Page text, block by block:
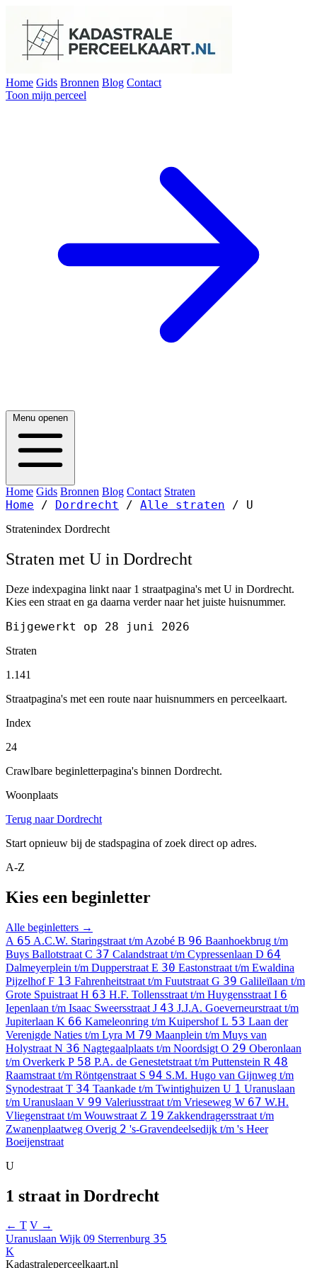
Home Gids Bronnen Blog Contact
Toon mijn perceel
Menu openen
Home Gids Bronnen Blog Contact Straten
Home / Dordrecht / Alle straten / U
Stratenindex Dordrecht
Straten met U in Dordrecht
Deze indexpagina linkt naar 1 straatpagina's met U in Dordrecht.
Kies een straat en ga daarna verder naar het juiste huisnummer.
Bijgewerkt op 28 juni 2026
Straten
1.141
Straatpagina's met een route naar huisnummers en perceelkaart.
Index
24
Crawlbare beginletterpagina's binnen Dordrecht.
Woonplaats
Terug naar Dordrecht
Start opnieuw bij de stadspagina of zoek direct op adres.
A-Z
Kies een beginletter
Alle beginletters →
A 65 A.C.W. Staringstraat t/m Azobé B 96 Baanhoekbrug t/m
Buys Ballotstraat C 37 Calandstraat t/m Cypressenlaan D 64
Dalmeyerplein t/m Dupperstraat E 30 Eastonstraat t/m Ewaldina
PijzelhofF 13 Fahrenheitstraat t/m Fuutstraat G 39 Galileïlaan t/m
Grote Spuistraat H 63 H.F. Tollensstraat t/m Huygensstraat I 6
Iepenlaan t/m Isaac Sweersstraat J 43 J.J.A. Goeverneurstraat t/m
Jupiterlaan K 66 Kameleonring t/m KuipershofL 53 Laan der
Verenigde Naties t/m Lyra M 79 Maanplein t/m Muys van
Holystraat N 36 Nagtegaalplaats t/m Noordsigt O 29 Oberonlaan
t/m Overkerk P 58 P.A. de Genestetstraat t/m Puttenstein R 48
Raamstraat t/m Röntgenstraat S 94 S.M. Hugo van Gijnweg t/m
Synodestraat T 34 Taankade t/m Twintighuizen U 1 Uranuslaan
t/m Uranuslaan V 99 Valeriusstraat t/m Vrieseweg W 67 W.H.
Vliegenstraat t/m Wouwstraat Z 19 Zakkendragersstraat t/m
Zwanenplaatweg Overig 2 's-Gravendeelsedijk t/m 's Heer
Boeijenstraat
U
1 straat in Dordrecht
← T V →
Uranuslaan Wijk 09 Sterrenburg 35
K
Kadastraleperceelkaart.nl